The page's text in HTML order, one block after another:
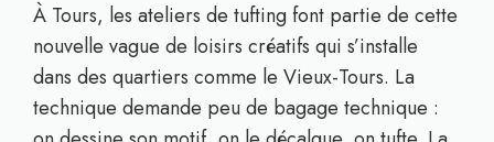
À Tours, les ateliers de tufting font partie de cette
nouvelle vague de loisirs créatifs qui s’installe
dans des quartiers comme le Vieux-Tours. La
technique demande peu de bagage technique :